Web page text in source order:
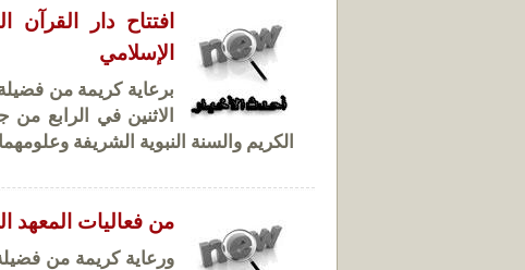
افتتاح دار
الإسلامي
برعاية كريمة من
الكريم والسنة النبوية الشريفة
من فعاليات المعهد
ورعاية كريمة من